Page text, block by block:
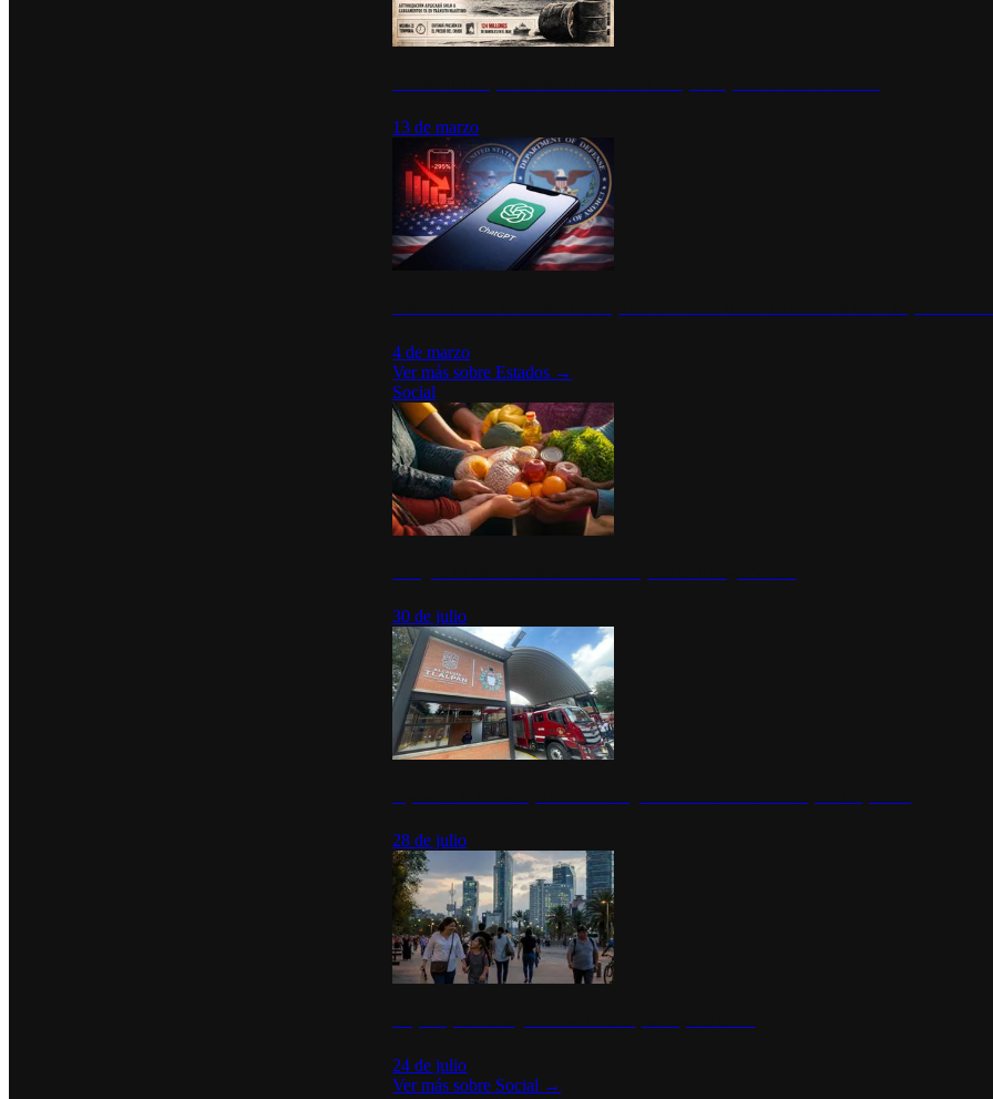
13 de marzo
4 de marzo
Ver más sobreEstados →
Social
30 de julio
28 de julio
24 de julio
Ver más sobre Social →